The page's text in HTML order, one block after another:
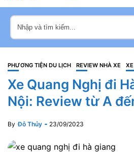
PHƯƠNG TIỆN DU LỊCH REVIEW NHÀ XE
Xe Quang Nghị đi
Nội: Review từ A
By Đỗ Thủy 23/09/2023